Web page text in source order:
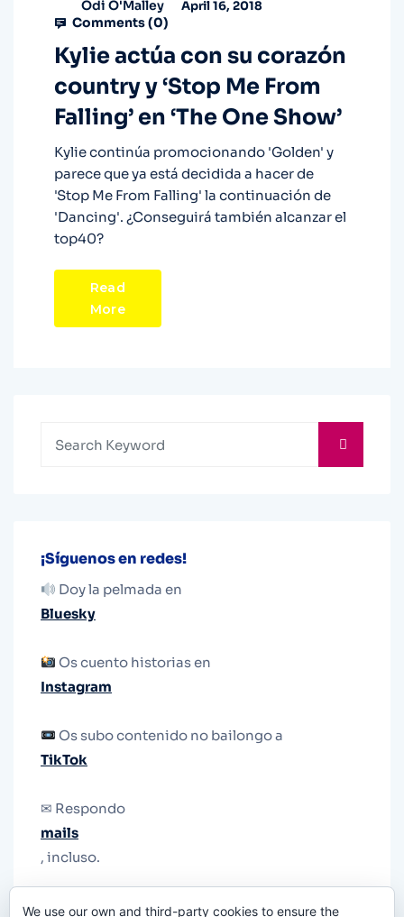
Odi O'Malley April 16, 2018
Comments (0)
Kylie actúa con su corazón
country y ‘Stop Me From
Falling’ en ‘The One Show’
Kylie continúa promocionando 'Golden' y
parece que ya está decidida a hacer de
'Stop Me From Falling' la continuación de
'Dancing'. ¿Conseguirá también alcanzar el
top40?
Read
More
¡Síguenos en redes!
Doy la pelmada en
Bluesky
Os cuento historias en
Instagram
Os subo contenido no bailongo a
TikTok
✉ Respondo
mails
, incluso.
We use our own and third-party cookies to ensure the